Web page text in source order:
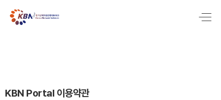
KBN Portal 이용약관